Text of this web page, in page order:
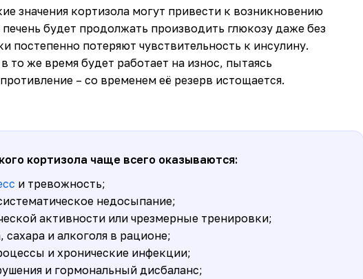
значения кортизола могут привести к возникновению
будет продолжать производить глюкозу даже без
постепенно потеряют чувствительность к инсулину.
то же время будет работает на износ, пытаясь
– со временем её резерв истощается.
кортизола чаще всего оказываются:
и тревожность;
недосыпание;
активности или чрезмерные тренировки;
и алкоголя в рационе;
и хронические инфекции;
и гормональный дисбаланс;